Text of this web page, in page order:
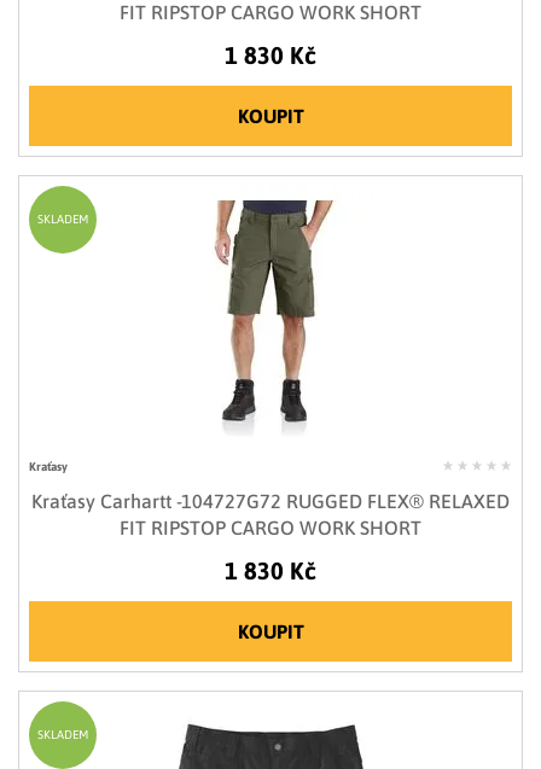
FIT RIPSTOP CARGO WORK SHORT
1 830 Kč
KOUPIT
Kraťasy
Kraťasy Carhartt -104727G72 RUGGED FLEX® RELAXED
FIT RIPSTOP CARGO WORK SHORT
1 830 Kč
KOUPIT
SKLADEM
SKLADEM